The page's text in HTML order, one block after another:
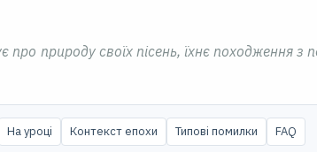
природу своїх пісень, їхнє походження з
На уроці Контекст епохи Типові помилки FAQ